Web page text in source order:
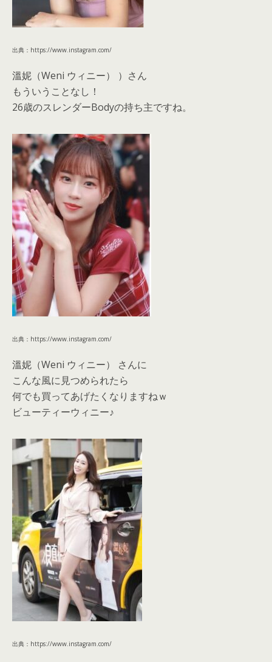
出典：https://www.instagram.com/
溫妮（Weni ウィニー） ）さん
もういうことなし！
26歳のスレンダーBodyの持ち主ですね。
出典：https://www.instagram.com/
溫妮（Weni ウィニー） さんに
こんな風に見つめられたら
何でも買ってあげたくなりますねｗ
ビューティーウィニー♪
出典：https://www.instagram.com/